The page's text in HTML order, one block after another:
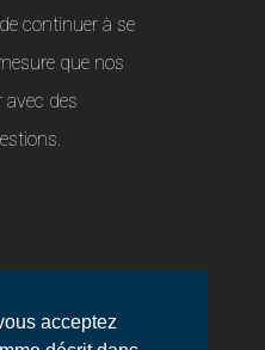
acceptez
continuer à se
que nos
avec des